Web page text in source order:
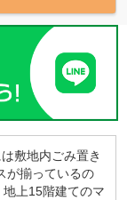
敷地内ごみ置き
が揃っているの
上15階建てのマ